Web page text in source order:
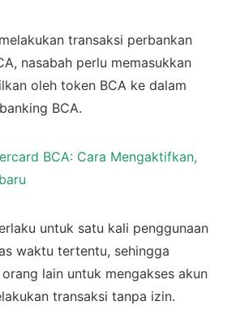
transaksi perbankan
nasabah perlu memasukkan
oleh token BCA ke dalam
BCA.
BCA: Cara Mengaktifkan,
untuk satu kali penggunaan
waktu tertentu, sehingga
lain untuk mengakses akun
transaksi tanpa izin.